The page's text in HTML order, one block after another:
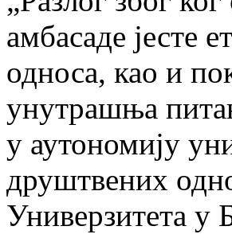
амбасаде јесте
односа, као и
унутрашња
у аутономију
друштвених
Универзитета у